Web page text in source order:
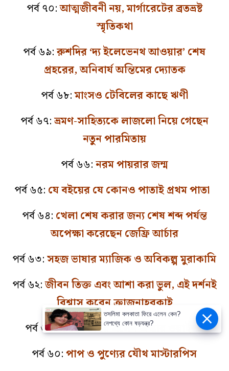
পর্ব ৭০:আত্মজীবনী নয়, মার্গারেটের ব্রতভ্রষ্ট
স্মৃতিকথা
পর্ব ৬৯:রুশদির ‘দ্য ইলেভেনথ আওয়ার’ শেষ
প্রহরের, অনিবার্য অন্তিমের দ্যোতক
পর্ব ৬৮:মাংসও টেবিলের কাছে ঋণী
পর্ব ৬৭:ভ্রমণ-সাহিত্যকে লাজলো নিয়ে গেছেন
নতুন পারমিতায়
পর্ব ৬৬:নরম পায়রার জন্ম
পর্ব ৬৫: যে বইয়ের যে কোনও পাতাই প্রথম পাতা
পর্ব ৬৪: খেলা শেষ করার জন্য শেষ শব্দ পর্যন্ত
অপেক্ষা করেছেন জেফ্রি আর্চার
পর্ব ৬৩:সহজ ভাষার ম্যাজিক ও অবিকল্প মুরাকামি
পর্ব ৬২:জীবন তিক্ত এবং আশা করা ভুল, এই দর্শনই
বিশ্বাস করেন ক্রাজনাহরকাই
পর্ব ৬১:লন্ডনে ফিরে এলেন অস্কার ওয়াইল্ড!
পর্ব ৬০:পাপ ও পুণ্যের যৌথ মাস্টারপিস